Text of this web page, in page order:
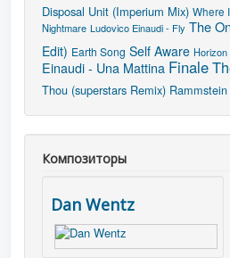
Disposal Unit (Imperium Mix) Where
Nightmare Ludovico Einaudi - Fly The
Edit) Earth Song Self Aware Horizon
Einaudi - Una Mattina Finale
Thou (superstars Remix)
Композиторы
Dan Wentz